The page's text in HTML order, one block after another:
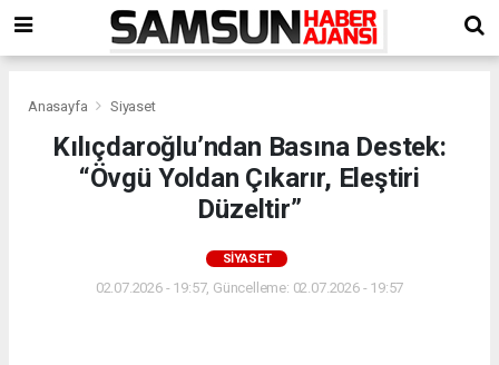
Anasayfa Siyaset
Kılıçdaroğlu’ndan Basına Destek:
“Övgü Yoldan Çıkarır, Eleştiri
Düzeltir”
SIYASET
02.07.2026 - 19:57, Güncelleme: 02.07.2026 - 19:57